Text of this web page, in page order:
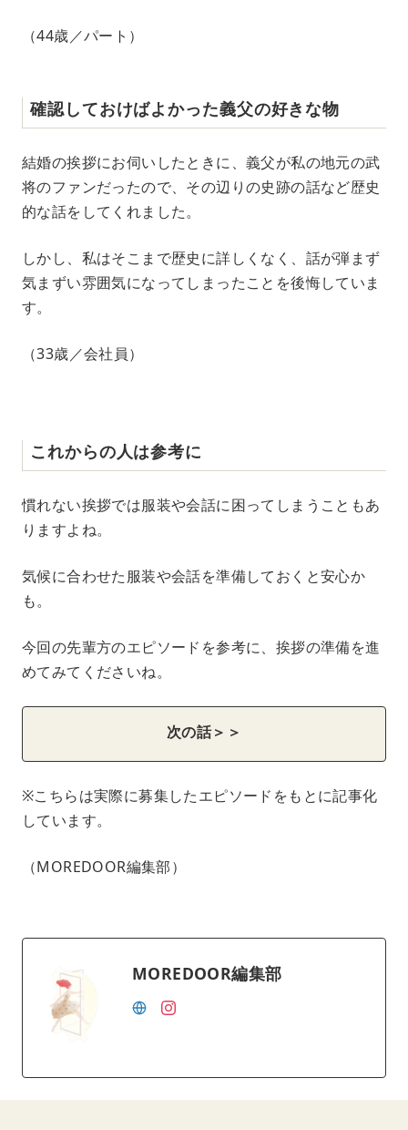
（44歳／パート）
確認しておけばよかった義父の好きな物
結婚の挨拶にお伺いしたときに、義父が私の地元の武
将のファンだったので、その辺りの史跡の話など歴史
的な話をしてくれました。
しかし、私はそこまで歴史に詳しくなく、話が弾まず
気まずい雰囲気になってしまったことを後悔していま
す。
（33歳／会社員）
これからの人は参考に
慣れない挨拶では服装や会話に困ってしまうこともあ
りますよね。
気候に合わせた服装や会話を準備しておくと安心か
も。
今回の先輩方のエピソードを参考に、挨拶の準備を進
めてみてくださいね。
次の話＞＞
※こちらは実際に募集したエピソードをもとに記事化
しています。
（MOREDOOR編集部）
MOREDOOR編集部